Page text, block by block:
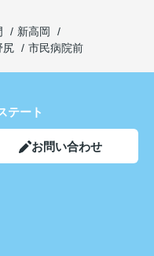
新高岡
尻 市民病院前
テート
お問い合わせ